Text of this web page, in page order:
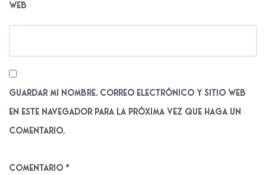
Web
Guardar mi nombre, correo electrónico y sitio web
en este navegador para la próxima vez que haga un
comentario.
Comentario *